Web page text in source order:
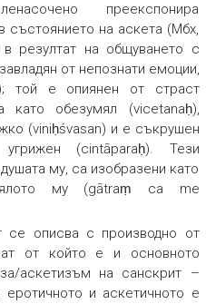
преекспонира
състоянието на аскета (Мбх,
резултат на общуването с
от непознати емоции,
той е опиянен от страст
като обезумял (vicetanaḥ),
(viniḥśvasan) и е съкрушен
(cintāparaḥ). Тези
му, са изобразени като
му (gātraṃ ca me
се описва с производно от
от който е и основното
аскетизъм на санскрит –
и аскетичното е